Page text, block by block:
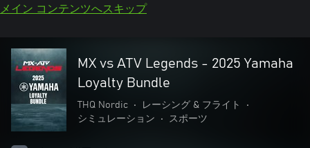
メイン コンテンツへスキップ
MX vs ATV Legends - 2025 Yamaha
Loyalty Bundle
THQ Nordic • レーシング & フライト
•
シミュレーション
• スポーツ